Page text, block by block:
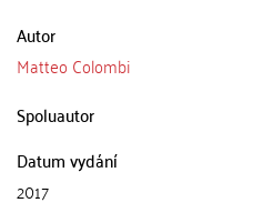
Autor
Matteo Colombi
Spoluautor
Datum vydání
2017